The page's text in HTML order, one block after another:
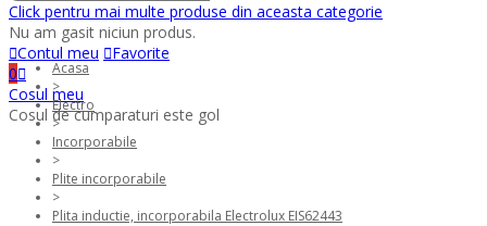
Click pentru mai multe produse din aceasta categorie
Nu am gasit niciun produs.
Contul meu
Favorite
0
Cosul meu
Cosul de cumparaturi este gol
Acasa
>
Electro
>
Incorporabile
>
Plite incorporabile
>
Plita inductie, incorporabila Electrolux EIS62443